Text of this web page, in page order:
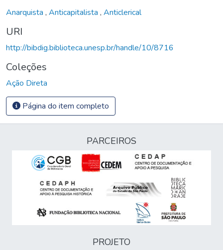
Anarquista , Anticapitalista , Anticlerical
URI
http://bibdig.biblioteca.unesp.br/handle/10/8716
Coleções
Ação Direta
Página do item completo
PARCEIROS
PROJETO